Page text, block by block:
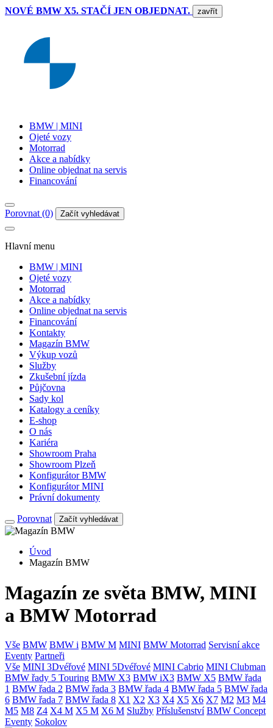
NOVÉ BMW X5. STAČÍ JEN OBJEDNAT. zavřít
BMW | MINI
Ojeté vozy
Motorrad
Akce a nabídky
Online objednat na servis
Financování
Porovnat (0) Začít vyhledávat
Hlavní menu
BMW | MINI
Ojeté vozy
Motorrad
Akce a nabídky
Online objednat na servis
Financování
Kontakty
Magazín BMW
Výkup vozů
Služby
Zkušební jízda
Půjčovna
Sady kol
Katalogy a ceníky
E-shop
O nás
Kariéra
Showroom Praha
Showroom Plzeň
Konfigurátor BMW
Konfigurátor MINI
Právní dokumenty
Porovnat Začít vyhledávat
Úvod
Magazín BMW
Magazín ze světa BMW, MINI
a BMW Motorrad
Vše BMW BMW i BMW M MINI BMW Motorrad Servisní akce
Eventy Partneři
Vše MINI 3Dvéřové MINI 5Dvéřové MINI Cabrio MINI Clubman
BMW řady 5 Touring BMW X3 BMW iX3 BMW X5 BMW řada
1 BMW řada 2 BMW řada 3 BMW řada 4 BMW řada 5 BMW řada
6 BMW řada 7 BMW řada 8 X1 X2 X3 X4 X5 X6 X7 M2 M3 M4
M5 M8 Z4 X4 M X5 M X6 M Služby Příslušenství BMW Concept
Eventy Sokolov